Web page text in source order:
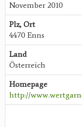
November 2010
Plz, Ort
4470 Enns
Land
Österreich
Homepage
http://